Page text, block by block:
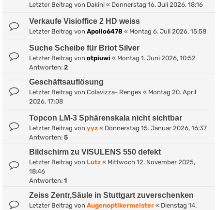
Letzter Beitrag von Dakini « Donnerstag 16. Juli 2026, 18:16
Verkaufe Visioffice 2 HD weiss
Letzter Beitrag von Apollo6478 « Montag 6. Juli 2026, 15:58
Suche Scheibe für Briot Silver
Letzter Beitrag von otpiuwi « Montag 1. Juni 2026, 10:52
Antworten: 2
Geschäftsauflösung
Letzter Beitrag von Colavizza- Renges « Montag 20. April
2026, 17:08
Topcon LM-3 Sphärenskala nicht sichtbar
Letzter Beitrag von yyz « Donnerstag 15. Januar 2026, 16:37
Antworten: 5
Bildschirm zu VISULENS 550 defekt
Letzter Beitrag von Lutz « Mittwoch 12. November 2025,
18:46
Antworten: 1
Zeiss Zentr,Säule in Stuttgart zuverschenken
Letzter Beitrag von Augenoptikermeister « Dienstag 14.